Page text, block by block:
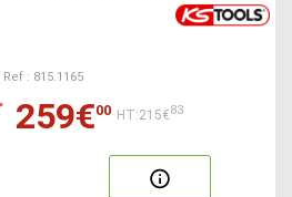
Ref : 815.1165
259€00 HT:215€83